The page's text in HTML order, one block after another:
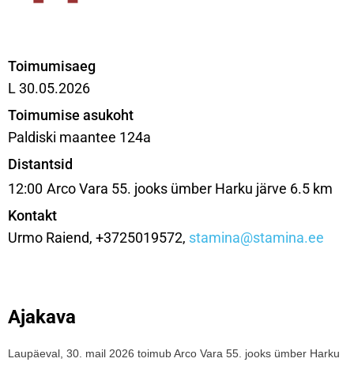
Toimumisaeg
L 30.05.2026
Toimumise asukoht
Paldiski maantee 124a
Distantsid
12:00 Arco Vara 55. jooks ümber Harku järve 6.5 km
Kontakt
Urmo Raiend, +3725019572, stamina@stamina.ee
Ajakava
Laupäeval, 30. mail 2026 toimub Arco Vara 55. jooks ümber Harku